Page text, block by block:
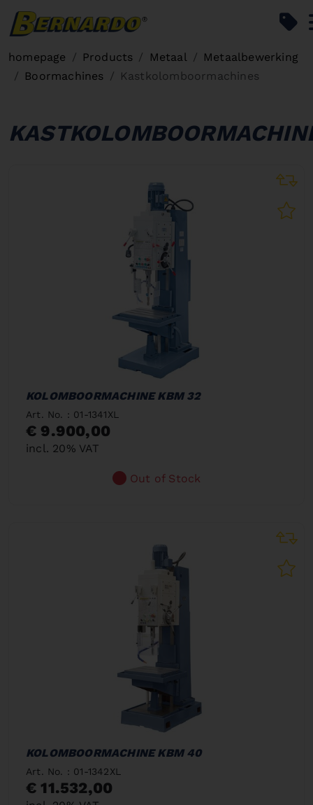
homepage Products Metaal
Metaalbewerking
Boormachines
Kastkolomboormachines
KOLOMBOORMACHINE KBM 32
Art. No. : 01-1341XL
€ 9.900,00
incl. 20% VAT
Out of Stock
KOLOMBOORMACHINE KBM 40
Art. No. : 01-1342XL
€ 11.532,00